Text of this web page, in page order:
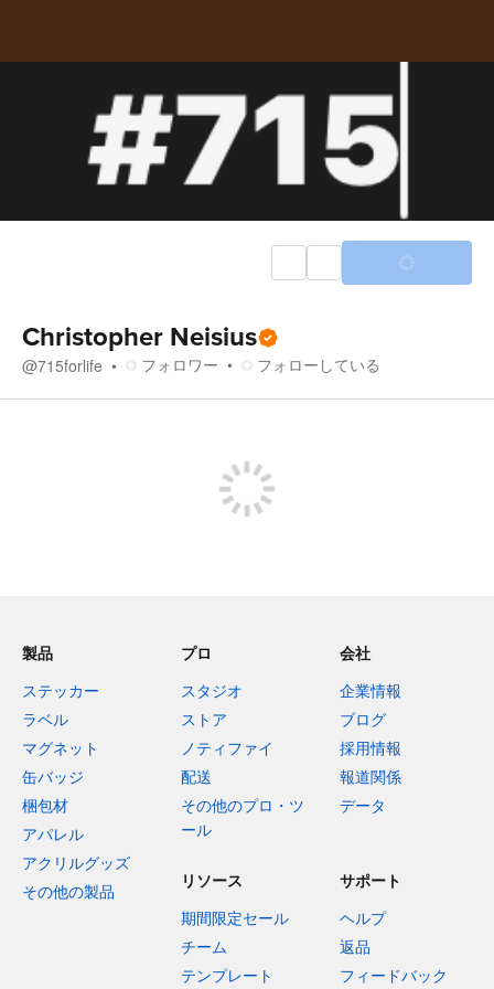
Christopher Neisius
@715forlife フォロワー フォローしている
製品
ステッカー
ラベル
マグネット
缶バッジ
梱包材
アパレル
アクリルグッズ
その他の製品
プロ
スタジオ
ストア
ノティファイ
配送
その他のプロ・ツ
ール
会社
企業情報
ブログ
採用情報
報道関係
データ
リソース
期間限定セール
チーム
テンプレート
サポート
ヘルプ
返品
フィードバック